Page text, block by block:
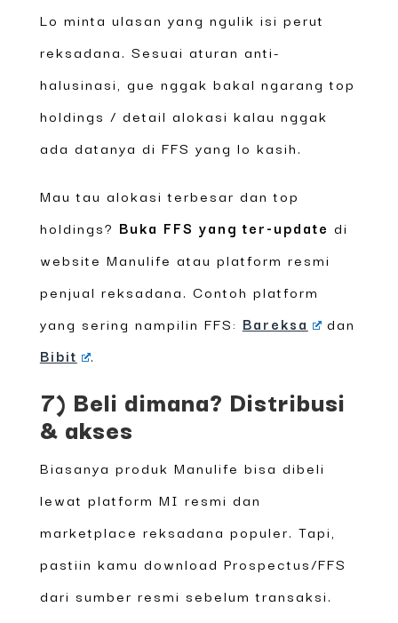
Lo minta ulasan yang ngulik isi perut
reksadana. Sesuai aturan anti-
halusinasi, gue nggak bakal ngarang top
holdings / detail alokasi kalau nggak
ada datanya di FFS yang lo kasih.
Mau tau alokasi terbesar dan top
holdings? Buka FFS yang ter-update di
website Manulife atau platform resmi
penjual reksadana. Contoh platform
yang sering nampilin FFS: Bareksa
dan
Bibit
.
7) Beli dimana? Distribusi
& akses
Biasanya produk Manulife bisa dibeli
lewat platform MI resmi dan
marketplace reksadana populer. Tapi,
pastiin kamu download Prospectus/FFS
dari sumber resmi sebelum transaksi.